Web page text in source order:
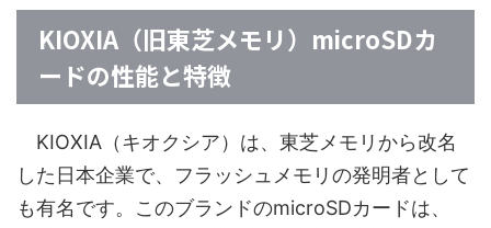
KIOXIA（旧東芝メモリ）microSDカ
ードの性能と特徴
KIOXIA（キオクシア）は、東芝メモリから改名
した日本企業で、フラッシュメモリの発明者として
も有名です。このブランドのmicroSDカードは、